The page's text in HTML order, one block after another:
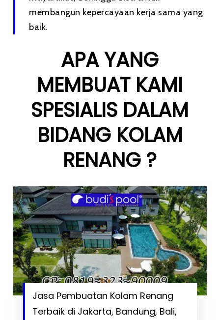
membangun kepercayaan kerja sama yang
baik.
APA YANG
MEMBUAT KAMI
SPESIALIS DALAM
BIDANG KOLAM
RENANG ?
Jasa Pembuatan Kolam Renang
Terbaik di Jakarta, Bandung, Bali,